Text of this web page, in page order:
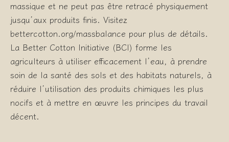
massique et ne peut pas être retracé physiquement
jusqu’aux produits finis. Visitez
bettercotton.org/massbalance pour plus de détails.
La Better Cotton Initiative (BCI) forme les
agriculteurs à utiliser efficacement l’eau, à prendre
soin de la santé des sols et des habitats naturels, à
réduire l’utilisation des produits chimiques les plus
nocifs et à mettre en œuvre les principes du travail
décent.